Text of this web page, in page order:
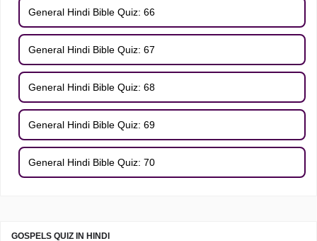
General Hindi Bible Quiz: 66
General Hindi Bible Quiz: 67
General Hindi Bible Quiz: 68
General Hindi Bible Quiz: 69
General Hindi Bible Quiz: 70
GOSPELS QUIZ IN HINDI